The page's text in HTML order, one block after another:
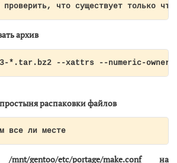
что существует только что
архив
*.tar.bz2 --xattrs --numeric-owner
распаковки файлов
ли месте
gentoo/etc/portage/make.conf на